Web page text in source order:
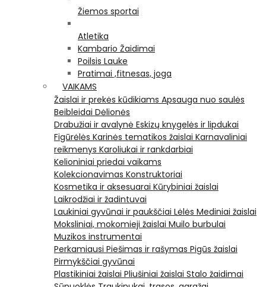
Žiemos sportai
Atletika
Kambario Žaidimai
Poilsis Lauke
Pratimai ,fitnesas, joga
VAIKAMS
Žaislai ir prekės kūdikiams Apsauga nuo saulės
Beibleidai Dėlionės
Drabužiai ir avalynė Eskizų knygelės ir lipdukai
Figūrėlės Karinės tematikos žaislai Karnavaliniai
reikmenys Karoliukai ir rankdarbiai
Kelioniniai priedai vaikams
Kolekcionavimas Konstruktoriai
Kosmetika ir aksesuarai Kūrybiniai žaislai
Laikrodžiai ir žadintuvai
Laukiniai gyvūnai ir paukščiai Lėlės Mediniai žaislai
Moksliniai, mokomieji žaislai Muilo burbulai
Muzikos instrumentai
Perkamiausi Piešimas ir rašymas Pigūs žaislai
Pirmykščiai gyvūnai
Plastikiniai žaislai Pliušiniai žaislai Stalo žaidimai